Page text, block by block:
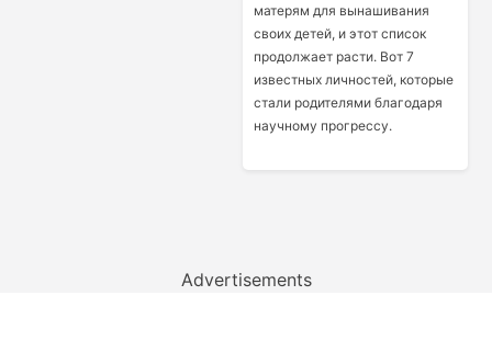
матерям для вынашивания
своих детей, и этот список
продолжает расти. Вот 7
известных личностей, которые
стали родителями благодаря
научному прогрессу.
Advertisements